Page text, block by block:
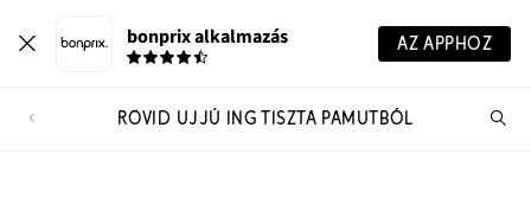
bonprix alkalmazás AZ APPHOZ
RÖVID UJJÚ ING TISZTA PAMUTBÓL